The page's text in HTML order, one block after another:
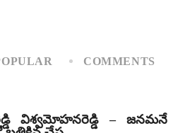
COMMENTS
విశ్వమోహనరెడ్డి – జనమనే